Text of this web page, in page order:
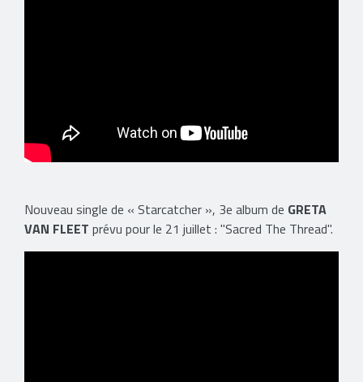
Nouveau single de « Starcatcher », 3e album de GRETA
VAN FLEET prévu pour le 21 juillet : "Sacred The Thread".